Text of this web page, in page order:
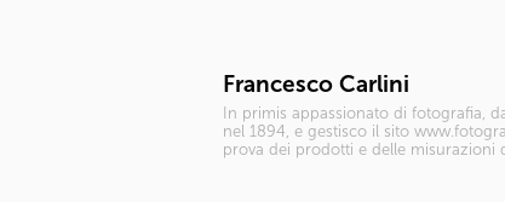
Francesco Carlini
In primis appassionato di fotografia,
nel 1894, e gestisco il sito
prova dei prodotti e delle misurazioni